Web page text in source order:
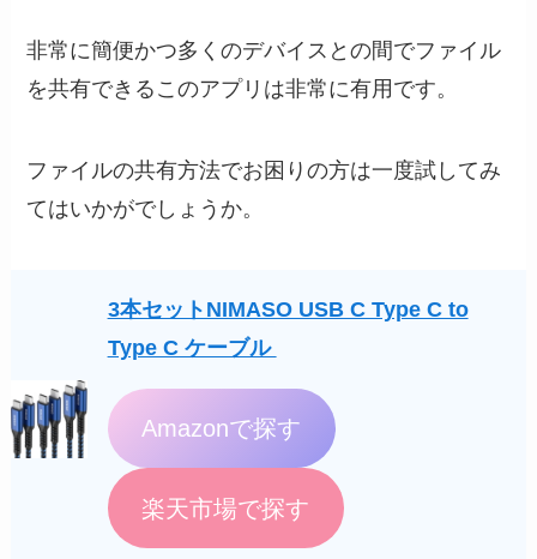
非常に簡便かつ多くのデバイスとの間でファイル
を共有できるこのアプリは非常に有用です。
ファイルの共有方法でお困りの方は一度試してみ
てはいかがでしょうか。
3本セットNIMASO USB C Type C to
Type C ケーブル
Amazonで探す
楽天市場で探す